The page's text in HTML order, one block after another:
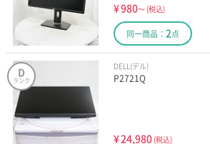
¥980～ (税込)
同一商品： 2点
D
ランク
DELL(デル)
P2721Q
¥24,980 (税込)